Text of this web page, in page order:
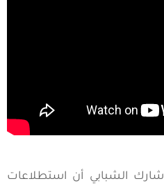
شارك الشبابي أن استطلاعات